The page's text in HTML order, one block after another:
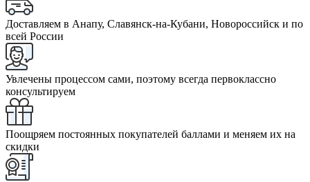
Доставляем в Анапу, Славянск-на-Кубани, Новороссийск и по
всей России
Увлечены процессом сами, поэтому всегда первоклассно
консультируем
Поощряем постоянных покупателей баллами и меняем их на
скидки